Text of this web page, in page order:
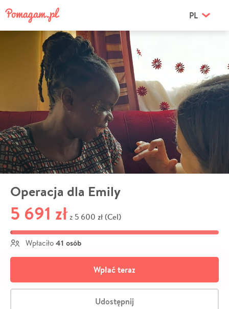
PL
Operacja dla Emily
5 691 zł z 5 600 zł (Cel)
Wpłaciło 41 osób
Wpłać teraz
Udostępnij